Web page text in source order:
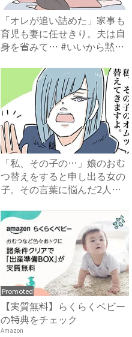
「オレが追い詰めた」家事も
育児も妻に任せきり。夫は自
身を省みて… #いいから黙
「私、その子の…」娘のおむ
つ替えをすると申し出る女の
子。その言葉に悩んだ2人
Promoted
【実質無料】らくらくベビー
の特典をチェック
Amazon